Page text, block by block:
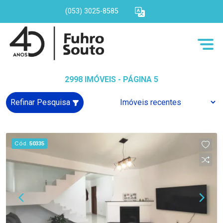
(053) 3025-8585
2998 IMÓVEIS - PÁGINA 5
Refinar Pesquisa
Cód. 50335